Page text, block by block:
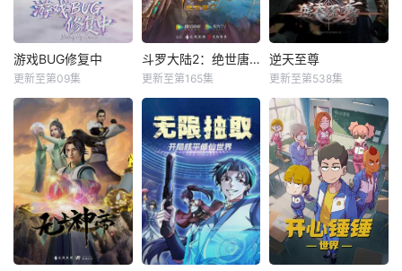
游戏BUG修复中
更新至第09集
斗罗大陆2：绝世唐门
更新至第165集
逆天至尊
更新至第538集